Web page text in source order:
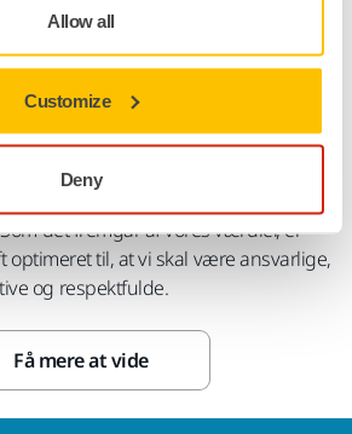
Allow all
Customize
Deny
det fremgår af vores værdier, er
optimeret til, at vi skal være ansvarlige,
og respektfulde.
Få mere at vide